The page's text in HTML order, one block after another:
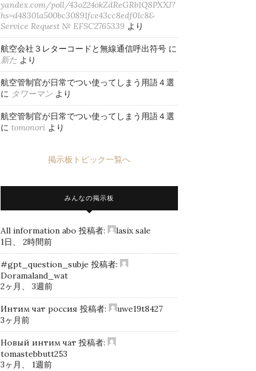
yandex.com/poll/43o224okZdReGRb1Q8PXXJ?
hs=d48301a500bc30891fce43cc8edf01c8&
Service Request № EFSC2765339 より
航空会社３レターコードと無線通信呼出符号 に
新た より
航空管制官が日常でつい使ってしまう用語４選
に タワーマン より
航空管制官が日常でつい使ってしまう用語４選
に tomonori より
掲示板トピック一覧へ
みんなの掲示板
All information abo 投稿者:
lasix sale
1日、 2時間前
#gpt_question_subje 投稿者:
Doramaland_wat
2ヶ月、 3週前
Интим чат россия 投稿者:
uwe19t8427
3ヶ月前
Новый интим чат 投稿者:
tomastebbutt253
3ヶ月、 1週前